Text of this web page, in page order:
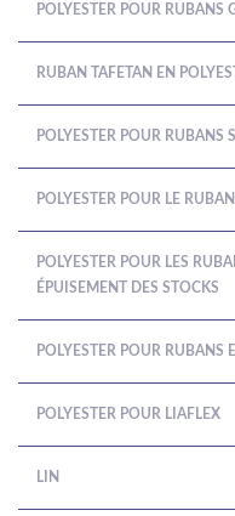
POLYESTER POUR RUBANS
RUBAN TAFETAN EN
POLYESTER POUR RUBANS
POLYESTER POUR LE
POLYESTER POUR LES
ÉPUISEMENT DES STOCKS
POLYESTER POUR RUBANS
POLYESTER POUR LIAFLEX
LIN